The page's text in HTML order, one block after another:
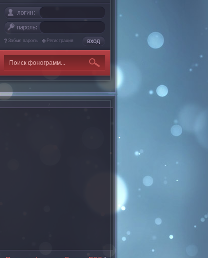
Забыл пароль Регистрация